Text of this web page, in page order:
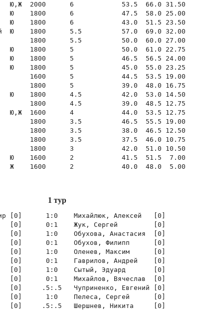
Ю,Ж  2000      6            53.5  66.0 31.50
Ю    1800      6            47.5  58.0 25.00
Ю    1800      6            43.0  51.5 23.50
Ю    1800      5.5          57.0  69.0 32.00
1800      5.5          50.0  60.0 27.00
Ю    1800      5            50.0  61.0 22.75
Ю    1800      5            46.5  56.5 24.00
Ю    1800      5            45.0  55.0 23.25
1600      5            44.5  53.5 19.00
1800      5            39.0  48.0 16.75
Ю    1800      4.5          42.0  53.0 14.50
1800      4.5          39.0  48.5 12.75
Ю,Ж  1600      4            44.0  53.5 12.75
1800      3.5          46.5  55.5 19.00
1800      3.5          38.0  46.5 12.50
1800      3.5          37.5  46.0 10.75
1800      3            42.0  51.0 10.50
Ю    1600      2            41.5  51.5  7.00
Ж    1600      2            40.0  48.0  5.00
1 тур
[0]      1:0    Михайлюк, Алексей   [0]
[0]      0:1    Жук, Сергей         [0]
[0]      1:0    Обухова, Анастасия  [0]
[0]      0:1    Обухов, Филипп      [0]
[0]      1:0    Оленев, Максим      [0]
[0]      0:1    Гаврилов, Андрей    [0]
[0]      1:0    Сытый, Эдуард       [0]
[0]      0:1    Михайлов, Вячеслав  [0]
[0]     .5:.5   Чуприненко, Евгений [0]
[0]      1:0    Пелеса, Сергей      [0]
[0]     .5:.5   Шершнев, Никита     [0]